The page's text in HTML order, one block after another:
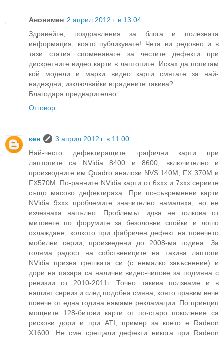
Анонимен 2 април 2012 г. в 13:04
Здравейте, поздравления за блога и полезната
информация, която публикувате! Чета ви редовно и в
тази статия споменавате за честите дефекти при
дискретните видео карти в лаптопите. Исках да попитам
кой модели и марки видео карти смятате за най-
надеждни, изключвайки вградените такива?
Благодаря предварително.
Отговор
кен
3 април 2012 г. в 11:00
Най-често дефектиращите графични карти при
лаптопите са NVidia 8400 и 8600, включително и
производните им Quadro аналози NVS 140M, FX 370M и
FX570M. По-ранните NVidia карти от 6xxx и 7xxx сериите
също масово дефектираха. При по-съвременни карти
NVidia 9xxx проблемите значително намаляха, но не
изчезнаха напълно. Проблемът идва не толкова от
митовете по форумите за безоловни спойки и лошо
охлаждане, колкото при фабричен дефект на повечето
мобилни серии, произведени до 2008-ма година. За
голяма радост на собствениците на такива лаптопи
NVidia призна грешката си (с немалко закъснение) и
дори на пазара са налични видео-чипове за подмяна с
ревизии от 2010-2011г. Точно такива ползваме и в
нашият сервиз и след подобна смяна, която правим вече
повече от една година нямаме рекламации. По принцип
мощните 128-битови карти от по-старо поколение са
рискови дори и при ATI, пример за което е Radeon
X1600. Не сме срещали дефекти никога при Radeon